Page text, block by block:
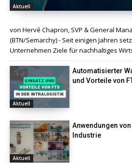
Aktuell
von Hervé Chapron, SVP & General
(BTN/Semarchy) - Seit einigen Jahren
Unternehmen Ziele für nachhaltiges
Aktuell
Automatisierter
und Vorteile von
Aktuell
Anwendungen
Industrie